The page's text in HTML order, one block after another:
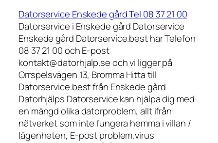
Datorservice Enskede gård Tel 08 37 21 00
Datorservice i Enskede gård Datorservice
Enskede gård Datorservice.best har Telefon
08 37 21 00 och E-post
kontakt@datorhjalp.se och vi ligger på
Orrspelsvägen 13, Bromma Hitta till
Datorservice.best från Enskede gård
Datorhjälps Datorservice kan hjälpa dig med
en mängd olika datorproblem, allt ifrån
nätverket som inte fungera hemma i villan /
lägenheten, E-post problem,virus